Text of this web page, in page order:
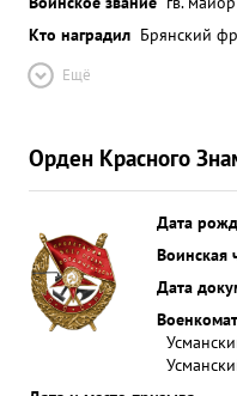
Кто наградил Брянский
Ещё
Орден Красного
Дата
Воинская
Дата
Военкомат